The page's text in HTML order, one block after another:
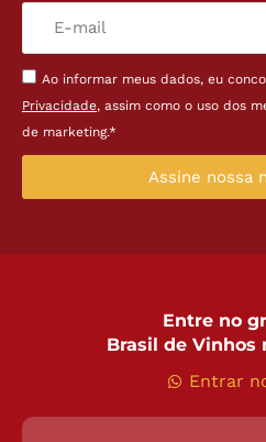
Ao informar meus dados, eu
Privacidade, assim como o uso dos
de marketing.*
Assine nossa
Entre no
Brasil de Vinhos
Entrar